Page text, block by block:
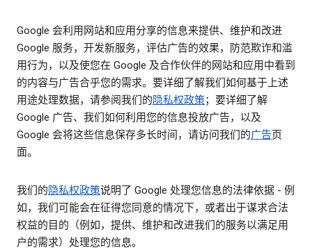
Google 会利用网站和应用分享的信息来提供、维护和改进
Google 服务，开发新服务，评估广告的效果，防范欺诈和滥
用行为，以及使您在 Google 及合作伙伴的网站和应用中看到
的内容与广告合乎您的需求。要详细了解我们如何基于上述
用途处理数据，请参阅我们的隐私权政策；要详细了解
Google 广告、我们如何利用您的信息投放广告，以及
Google 会将这些信息保存多长时间，请访问我们的广告页
面。
我们的隐私权政策说明了 Google 处理您信息的法律依据 - 例
如，我们可能会在征得您同意的情况下，或者出于谋求合法
权益的目的（例如，提供、维护和改进我们的服务以满足用
户的需求）处理您的信息。